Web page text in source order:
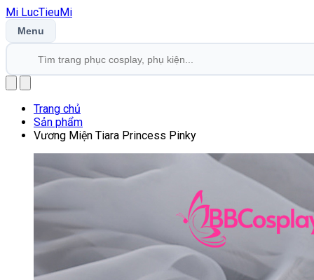
Mi LucTieuMi
Menu
Trang chủ
Sản phẩm
Vương Miện Tiara Princess Pinky